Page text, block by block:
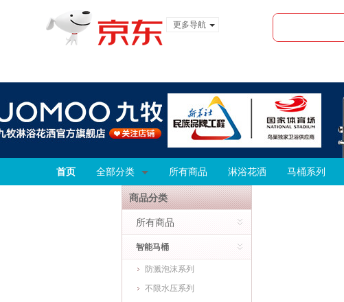
更多导航
首页 全部分类 所有商品 淋浴花洒 马桶系列
商品分类
所有商品
智能马桶
防溅泡沫系列
不限水压系列